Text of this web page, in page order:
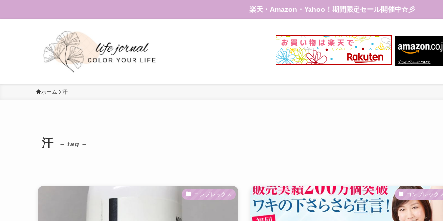
楽天・Amazon・Yahoo！期間限定セール開催中☆彡
ホーム 汗
汗 – tag –
コンプレックス コンプレック